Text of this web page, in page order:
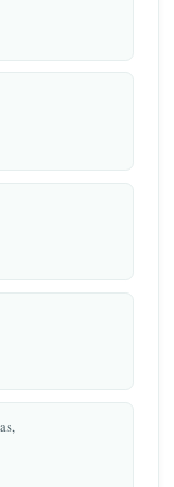
Santamaría ,